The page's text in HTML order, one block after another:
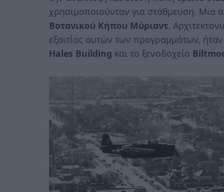
χρησιμοποιούνταν για στάθμευση. Μια
Βοτανικού Κήπου Μύριαντ.
εξαιτίας αυτών των προγραμμάτων,
Hales Building και το ξενοδοχείο